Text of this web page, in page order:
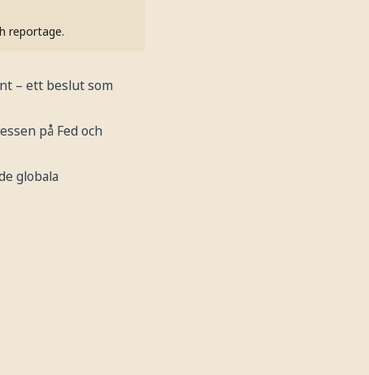
reportage.
– ett beslut som
på Fed och
globala